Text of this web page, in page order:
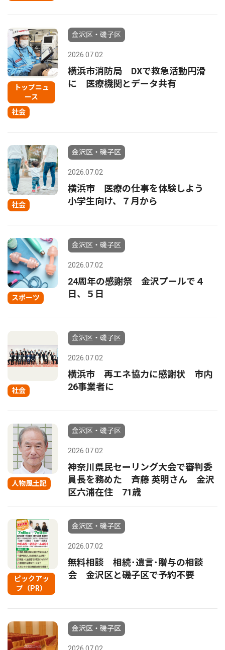
トップニュ
ース
社会
金沢区・磯子区
2026.07.02
横浜市消防局 DXで救急活動円滑
に 医療機関とデータ共有
社会
金沢区・磯子区
2026.07.02
横浜市 医療の仕事を体験しよう
小学生向け、７月から
スポーツ
金沢区・磯子区
2026.07.02
24周年の感謝祭 金沢プールで４
日、５日
社会
金沢区・磯子区
2026.07.02
横浜市 再エネ協力に感謝状 市内
26事業者に
人物風土記
金沢区・磯子区
2026.07.02
神奈川県民セーリング大会で審判委
員長を務めた 斉藤 英明さん 金沢
区六浦在住 71歳
ピックアッ
プ（PR）
金沢区・磯子区
2026.07.02
無料相談 相続･遺言･贈与の相談
会 金沢区と磯子区で予約不要
金沢区・磯子区